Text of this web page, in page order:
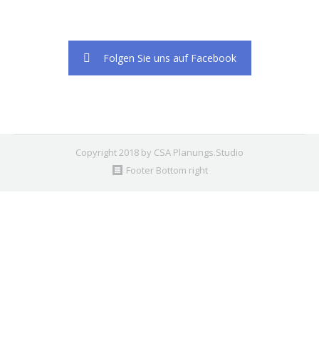
Folgen Sie uns auf Facebook
Copyright 2018 by CSA Planungs.Studio
Footer Bottom right